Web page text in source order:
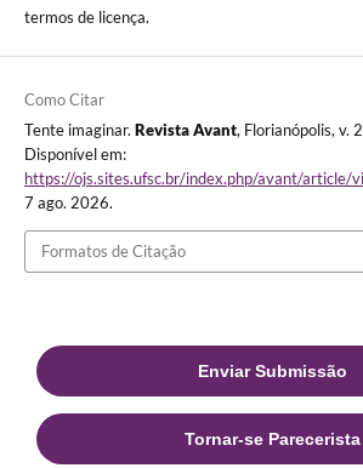
termos de licença.
Como Citar
Tente imaginar. Revista Avant, Florianópolis, v.
Disponível em:
https://ojs.sites.ufsc.br/index.php/avant/article/
7 ago. 2026.
Formatos de Citação
Enviar Submissão
Tornar-se Parecerista